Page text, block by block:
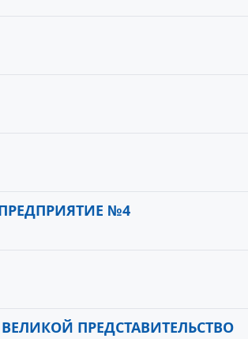
№4
ПРЕДСТАВИТЕЛЬСТВО